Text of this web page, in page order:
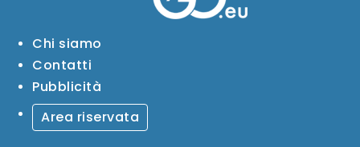
Chi siamo
Contatti
Pubblicità
Area riservata